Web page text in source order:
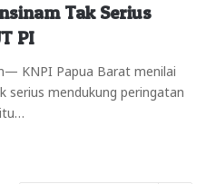
Tak Serius
PI
KNPI Papua Barat menilai
serius mendukung peringatan